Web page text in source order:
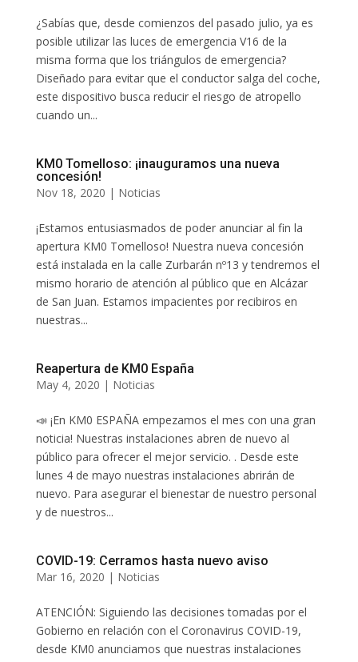
¿Sabías que, desde comienzos del pasado julio, ya es
posible utilizar las luces de emergencia V16 de la
misma forma que los triángulos de emergencia?
Diseñado para evitar que el conductor salga del coche,
este dispositivo busca reducir el riesgo de atropello
cuando un...
KM0 Tomelloso: ¡inauguramos una nueva
concesión!
Nov 18, 2020 | Noticias
¡Estamos entusiasmados de poder anunciar al fin la
apertura KM0 Tomelloso! Nuestra nueva concesión
está instalada en la calle Zurbarán nº13 y tendremos el
mismo horario de atención al público que en Alcázar
de San Juan. Estamos impacientes por recibiros en
nuestras...
Reapertura de KM0 España
May 4, 2020 | Noticias
📣 ¡En KM0 ESPAÑA empezamos el mes con una gran
noticia! Nuestras instalaciones abren de nuevo al
público para ofrecer el mejor servicio. . Desde este
lunes 4 de mayo nuestras instalaciones abrirán de
nuevo. Para asegurar el bienestar de nuestro personal
y de nuestros...
COVID-19: Cerramos hasta nuevo aviso
Mar 16, 2020 | Noticias
ATENCIÓN: Siguiendo las decisiones tomadas por el
Gobierno en relación con el Coronavirus COVID-19,
desde KM0 anunciamos que nuestras instalaciones